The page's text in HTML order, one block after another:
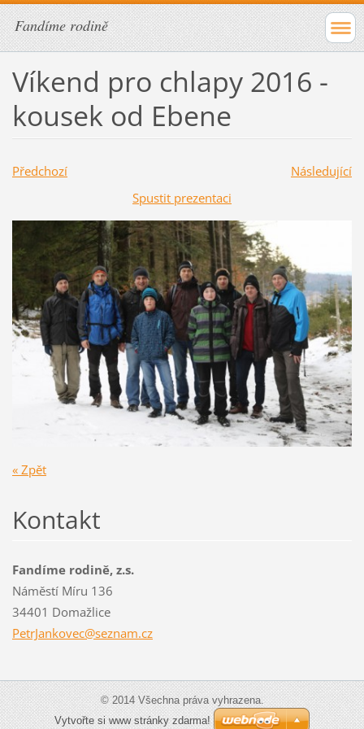
Fandíme rodině
Víkend pro chlapy 2016 -
kousek od Ebene
Předchozí
Následující
Spustit prezentaci
« Zpět
Kontakt
Fandíme rodině, z.s.
Náměstí Míru 136
34401 Domažlice
PetrJankovec@seznam.cz
© 2014 Všechna práva vyhrazena.
Vytvořte si www stránky zdarma!